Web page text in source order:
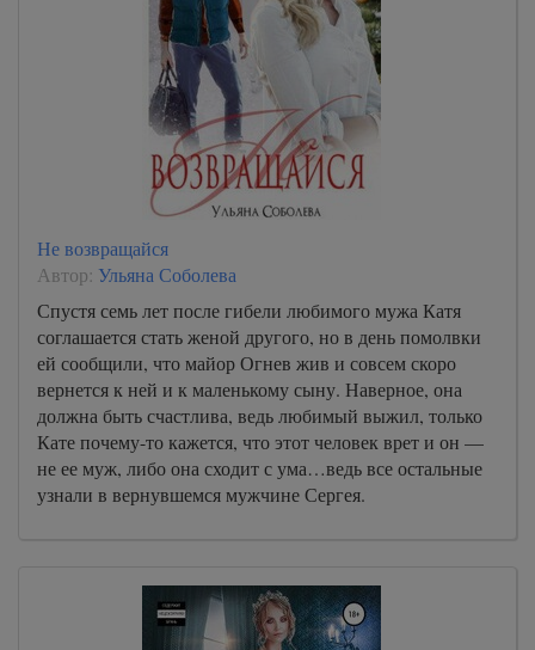
Не возвращайся
Автор: Ульяна Соболева
Спустя семь лет после гибели любимого мужа Катя
соглашается стать женой другого, но в день помолвки
ей сообщили, что майор Огнев жив и совсем скоро
вернется к ней и к маленькому сыну. Наверное, она
должна быть счастлива, ведь любимый выжил, только
Кате почему-то кажется, что этот человек врет и он —
не ее муж, либо она сходит с ума…ведь все остальные
узнали в вернувшемся мужчине Сергея.